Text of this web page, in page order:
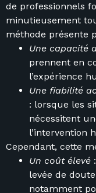
de professionnels
minutieusement
méthode présente
Une capacité
prennent en
l’expérience
Une fiabilité
: lorsque les
nécessitent
l’intervention
Cependant, cette
Un coût élevé
levée de
notamment